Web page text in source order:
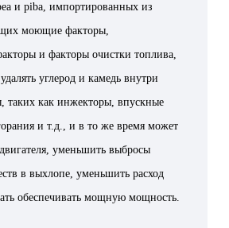
и piba, импортированных из
моющие факторы,
и факторы очистки топлива,
углерод и камедь внутри
таких как инжекторы, впускные
и т.д., и в то же время может
уменьшить выбросы
в выхлопе, уменьшить расход
обеспечивать мощную мощность.